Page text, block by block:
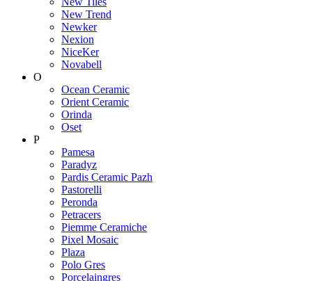
New Trend
Newker
Nexion
NiceKer
Novabell
O
Ocean Ceramic
Orient Ceramic
Orinda
Oset
P
Pamesa
Paradyz
Pardis Ceramic Pazh
Pastorelli
Peronda
Petracers
Piemme Ceramiche
Pixel Mosaic
Plaza
Polo Gres
Porcelaingres